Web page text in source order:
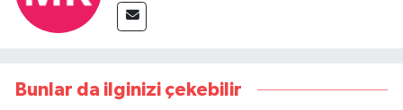
Bunlar da ilginizi çekebilir